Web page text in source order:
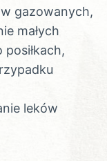
gazowanych,
małych
leków